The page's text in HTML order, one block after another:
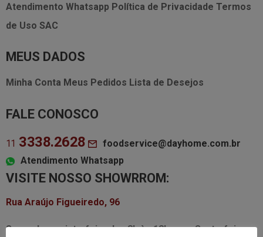
Atendimento Whatsapp Política de Privacidade Termos
de Uso SAC
MEUS DADOS
Minha Conta Meus Pedidos Lista de Desejos
FALE CONOSCO
11 3338.2628
foodservice@dayhome.com.br
Atendimento Whatsapp
VISITE NOSSO SHOWRROM:
Rua Araújo Figueiredo, 96
Segunda a quinta-feira das8h às 18hSexta-feira